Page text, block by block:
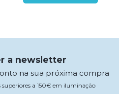
a newsletter
na sua próxima compra
a 150€ em iluminação